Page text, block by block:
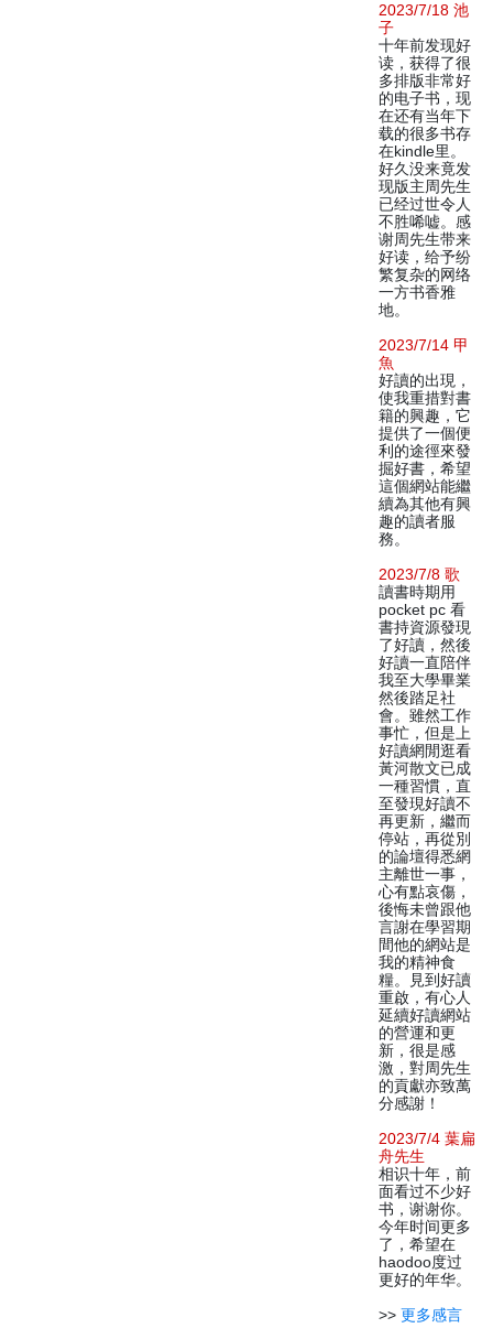
2023/7/18 池
子
十年前发现好
读，获得了很
多排版非常好
的电子书，现
在还有当年下
载的很多书存
在kindle里。
好久没来竟发
现版主周先生
已经过世令人
不胜唏嘘。感
谢周先生带来
好读，给予纷
繁复杂的网络
一方书香雅
地。
2023/7/14 甲
魚
好讀的出現，
使我重措對書
籍的興趣，它
提供了一個便
利的途徑來發
掘好書，希望
這個網站能繼
續為其他有興
趣的讀者服
務。
2023/7/8 歌
讀書時期用
pocket pc 看
書持資源發現
了好讀，然後
好讀一直陪伴
我至大學畢業
然後踏足社
會。雖然工作
事忙，但是上
好讀網閒逛看
黃河散文已成
一種習慣，直
至發現好讀不
再更新，繼而
停站，再從別
的論壇得悉網
主離世一事，
心有點哀傷，
後悔未曾跟他
言謝在學習期
間他的網站是
我的精神食
糧。見到好讀
重啟，有心人
延續好讀網站
的營運和更
新，很是感
激，對周先生
的貢獻亦致萬
分感謝！
2023/7/4 葉扁
舟先生
相识十年，前
面看过不少好
书，谢谢你。
今年时间更多
了，希望在
haodoo度过
更好的年华。
>> 更多感言